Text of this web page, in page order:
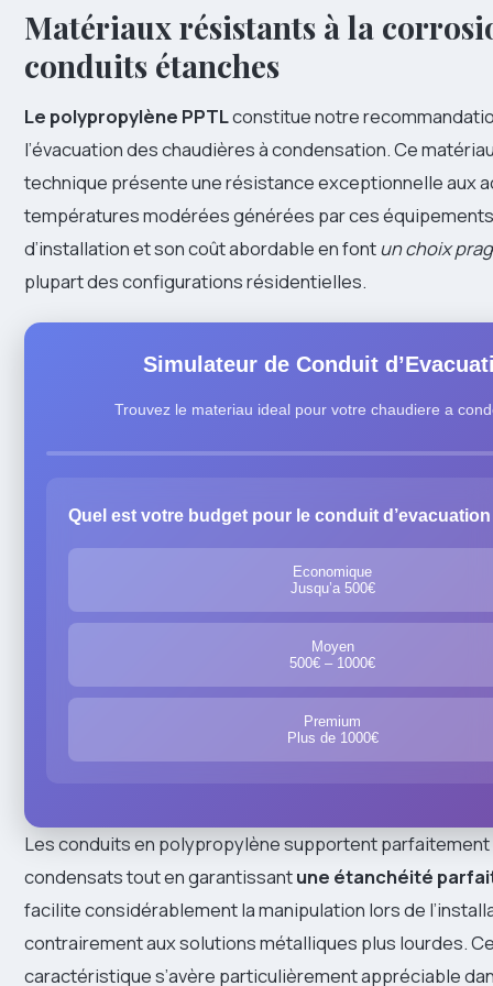
Matériaux résistants à la
conduits étanches
Le polypropylène PPTLconstitue notre
l’évacuation des chaudières à condensation. Ce
technique présente une résistance exceptionnelle aux
températures modérées générées par ces
d’installation et son coût abordable en fontun choix
plupart des configurations résidentielles.
Simulateur de Conduit
Trouvez le materiau ideal pour votre chaudiere a
Quel est votre budget pour le conduit
Economique
Jusqu’a 500€
Moyen
500€ – 1000€
Premium
Plus de 1000€
Les conduits en polypropylène supportent parfaitement
condensats tout en garantissantune étanchéité
facilite considérablement la manipulation lors de
contrairement aux solutions métalliques plus lourdes.
caractéristique s’avère particulièrement appréciable